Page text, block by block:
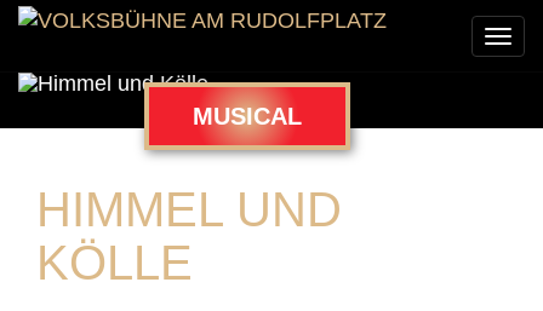
MUSICAL
HIMMEL UND
KÖLLE